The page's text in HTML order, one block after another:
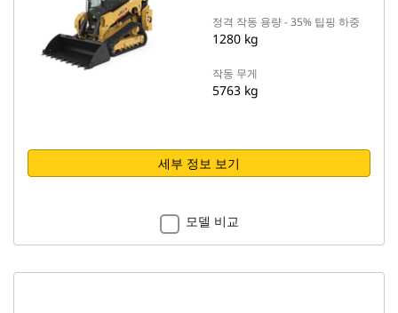
정격 작동 용량 - 35% 팁핑 하중
1280 kg
작동 무게
5763 kg
세부 정보 보기
모델 비교